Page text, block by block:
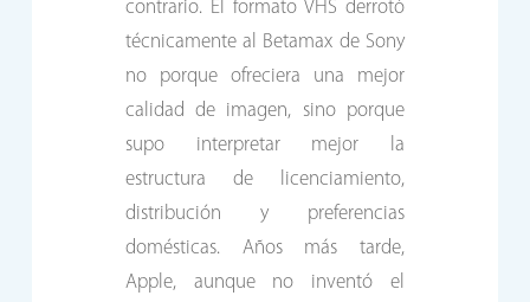
contrario. El formato VHS derrotó
técnicamente al Betamax de Sony
no porque ofreciera una mejor
calidad de imagen, sino porque
supo interpretar mejor la
estructura de licenciamiento,
distribución y preferencias
domésticas. Años más tarde,
Apple, aunque no inventó el